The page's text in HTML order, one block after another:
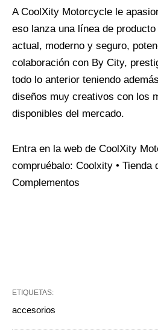
A CoolXity Motorcycle le
eso lanza una línea de
actual, moderno y seguro,
colaboración con By City,
todo lo anterior teniendo
diseños muy creativos con los
disponibles del mercado.
Entra en la web de CoolXity
compruébalo: Coolxity • Tienda
Complementos
ETIQUETAS:
accesorios